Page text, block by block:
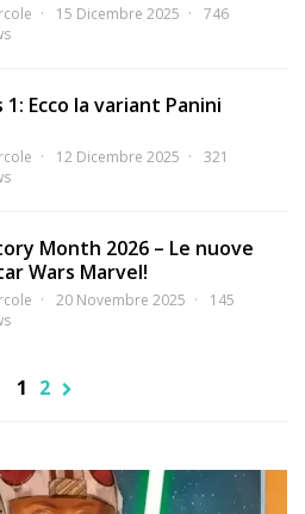
15 Dicembre 2025
746
1: Ecco la variant Panini
12 Dicembre 2025
321
Month 2026 – Le nuove
Wars Marvel!
20 Novembre 2025
145
1 2